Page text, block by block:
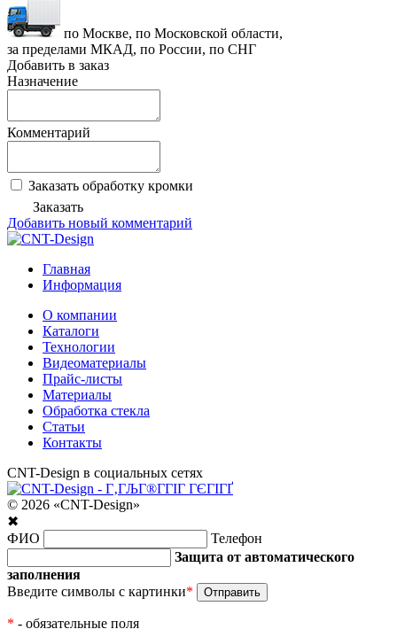
по Москве, по Московской области,
за пределами МКАД, по России, по СНГ
Добавить в заказ
Назначение
Комментарий
Заказать обработку кромки
Заказать
Добавить новый комментарий
Главная
Информация
О компании
Каталоги
Технологии
Видеоматериалы
Прайс-листы
Материалы
Обработка стекла
Статьи
Контакты
CNT-Design в социальных сетях
© 2026 «CNT-Design»
✖
ФИО
Телефон
Защита от автоматического
заполнения
Введите символы с картинки*
* - обязательные поля